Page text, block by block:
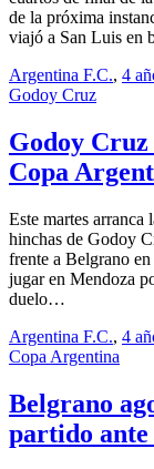
de la próxima
viajó a San Luis en
Argentina F.C., 4
Godoy Cruz
Godoy
Copa
Este martes arranca
hinchas de Godoy
frente a Belgrano
jugar en Mendoza
duelo…
Argentina F.C., 4
Copa Argentina
Belgrano
partido